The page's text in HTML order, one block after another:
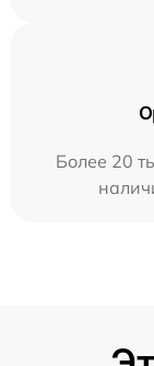
Более 20